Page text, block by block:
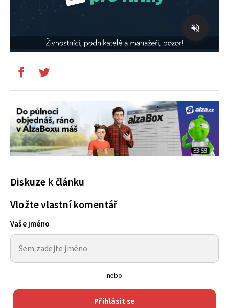
Diskuze k článku
Vložte vlastní komentář
Vaše jméno
nebo
Přihlásit se